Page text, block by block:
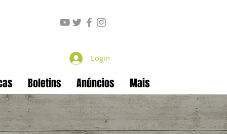
Login
Boletins Anúncios Mais